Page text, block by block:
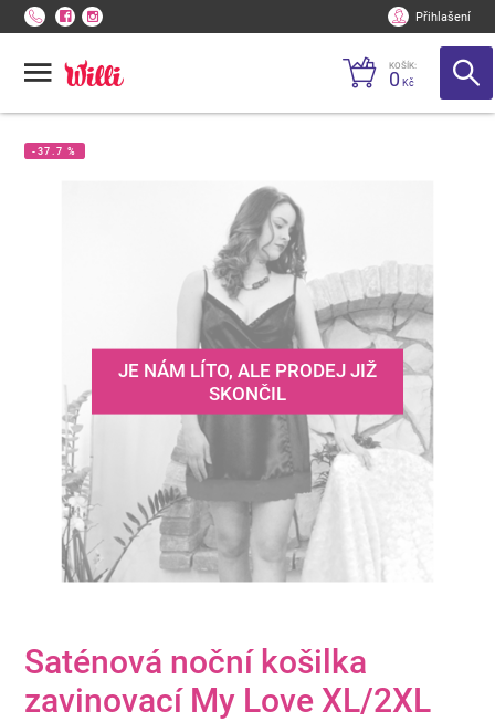
Přihlašení
KOŠÍK:
0 Kč
-37.7 %
Saténová noční košilka
zavinovací My Love XL/2XL